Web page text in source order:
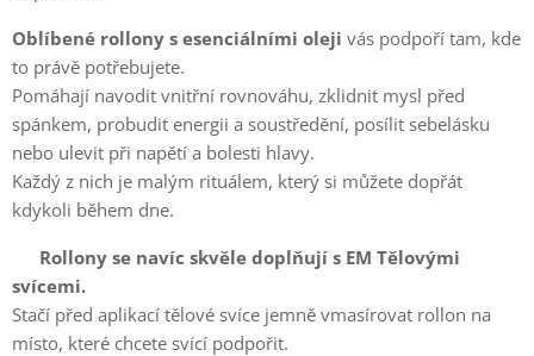
Oblíbené rollony s esenciálními oleji vás podpoří tam, kde
to právě potřebujete.
Pomáhají navodit vnitřní rovnováhu, zklidnit mysl před
spánkem, probudit energii a soustředění, posílit sebelásku
nebo ulevit při napětí a bolesti hlavy.
Každý z nich je malým rituálem, který si můžete dopřát
kdykoli během dne.
Rollony se navíc skvěle doplňují s EM Tělovými
svícemi.
Stačí před aplikací tělové svíce jemně vmasírovat rollon na
místo, které chcete svící podpořit.